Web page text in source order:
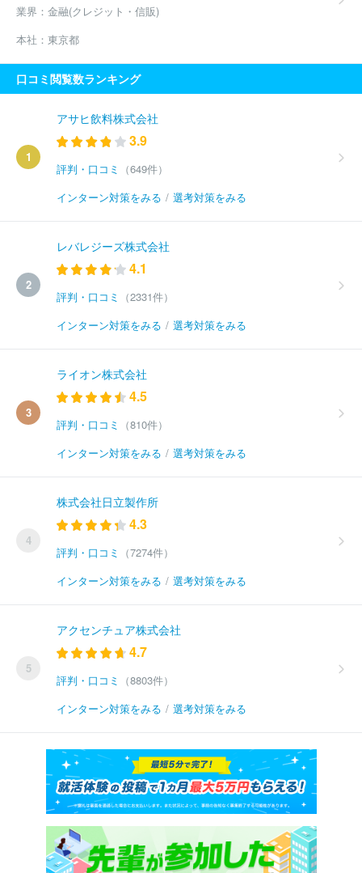
業界： 金融(クレジット・信販)
本社： 東京都
口コミ閲覧数ランキング
1
アサヒ飲料株式会社
3.9
評判・口コミ
（649件）
インターン対策をみる / 選考対策をみる
2
レバレジーズ株式会社
4.1
評判・口コミ
（2331件）
インターン対策をみる / 選考対策をみる
3
ライオン株式会社
4.5
評判・口コミ
（810件）
インターン対策をみる / 選考対策をみる
4
株式会社日立製作所
4.3
評判・口コミ
（7274件）
インターン対策をみる / 選考対策をみる
5
アクセンチュア株式会社
4.7
評判・口コミ
（8803件）
インターン対策をみる / 選考対策をみる